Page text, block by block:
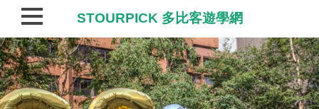
STOURPICK 多比客遊學網